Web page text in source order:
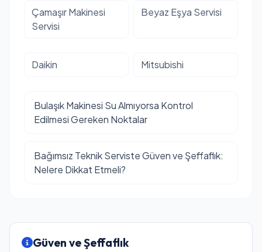
Çamaşır Makinesi
Servisi
Beyaz Eşya Servisi
Daikin Mitsubishi
Bulaşık Makinesi Su Almıyorsa Kontrol
Edilmesi Gereken Noktalar
Bağımsız Teknik Serviste Güven ve Şeffaflık:
Nelere Dikkat Etmeli?
Güven ve Şeffaflık